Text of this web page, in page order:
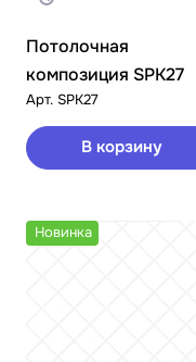
Потолочная
композиция SPK27
Арт. SPK27
В корзину
Новинка